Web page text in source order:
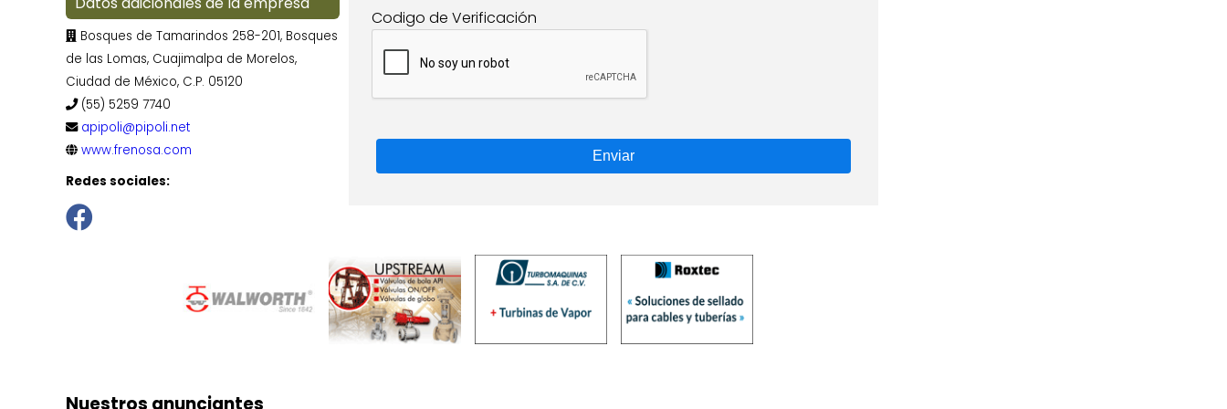
Bosques de Tamarindos 258-201, Bosques
de las Lomas, Cuajimalpa de Morelos,
Ciudad de México, C.P. 05120
(55) 5259 7740
apipoli@pipoli.net
www.frenosa.com
Redes sociales:
Codigo de Verificación
Enviar